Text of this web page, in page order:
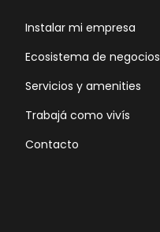
Instalar mi empresa
Ecosistema de negocios
Servicios y amenities
Trabajá como vivís
Contacto